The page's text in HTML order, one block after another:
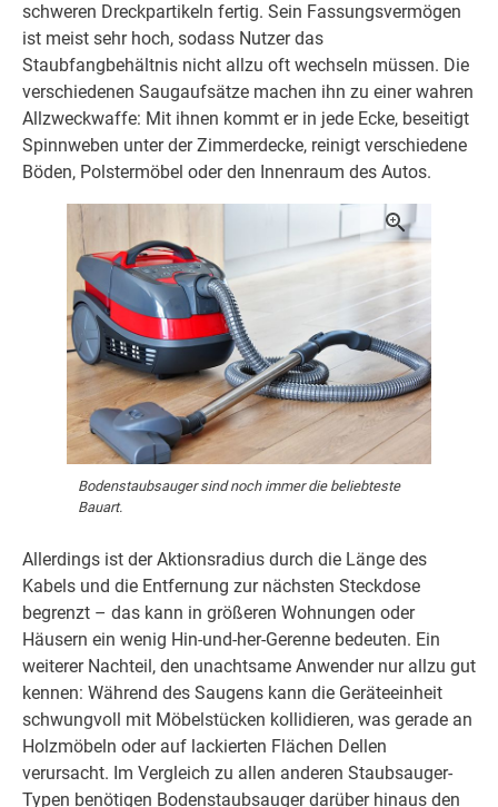
schweren Dreckpartikeln fertig. Sein Fassungsvermögen
ist meist sehr hoch, sodass Nutzer das
Staubfangbehältnis nicht allzu oft wechseln müssen. Die
verschiedenen Saugaufsätze machen ihn zu einer wahren
Allzweckwaffe: Mit ihnen kommt er in jede Ecke, beseitigt
Spinnweben unter der Zimmerdecke, reinigt verschiedene
Böden, Polstermöbel oder den Innenraum des Autos.
Bodenstaubsauger sind noch immer die beliebteste
Bauart.
Allerdings ist der Aktionsradius durch die Länge des
Kabels und die Entfernung zur nächsten Steckdose
begrenzt – das kann in größeren Wohnungen oder
Häusern ein wenig Hin-und-her-Gerenne bedeuten. Ein
weiterer Nachteil, den unachtsame Anwender nur allzu gut
kennen: Während des Saugens kann die Geräteeinheit
schwungvoll mit Möbelstücken kollidieren, was gerade an
Holzmöbeln oder auf lackierten Flächen Dellen
verursacht. Im Vergleich zu allen anderen Staubsauger-
Typen benötigen Bodenstaubsauger darüber hinaus den